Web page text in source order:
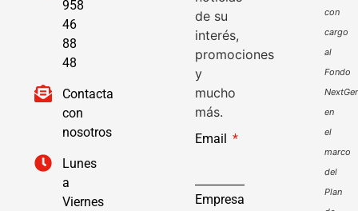
958
46
88
48
Contacta
con
nosotros
Lunes
a
Viernes
de su
interés,
promociones
y
mucho
más.
Email
Empresa
con
cargo
al
Fondo
en
el
marco
del
Plan